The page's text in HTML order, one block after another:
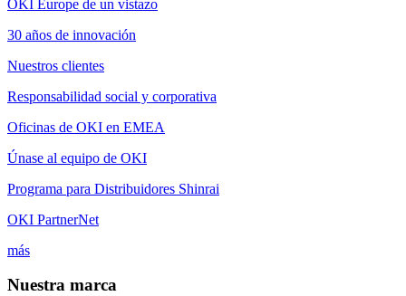
OKI Europe de un vistazo
30 años de innovación
Nuestros clientes
Responsabilidad social y corporativa
Oficinas de OKI en EMEA
Únase al equipo de OKI
Programa para Distribuidores Shinrai
OKI PartnerNet
más
Nuestra marca